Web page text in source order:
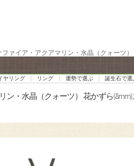
ファイア・アクアマリン・水晶（クォーツ
ヤリング リング 運勢で選ぶ 誕生石で選
ン・水晶（クォーツ） 花かずら